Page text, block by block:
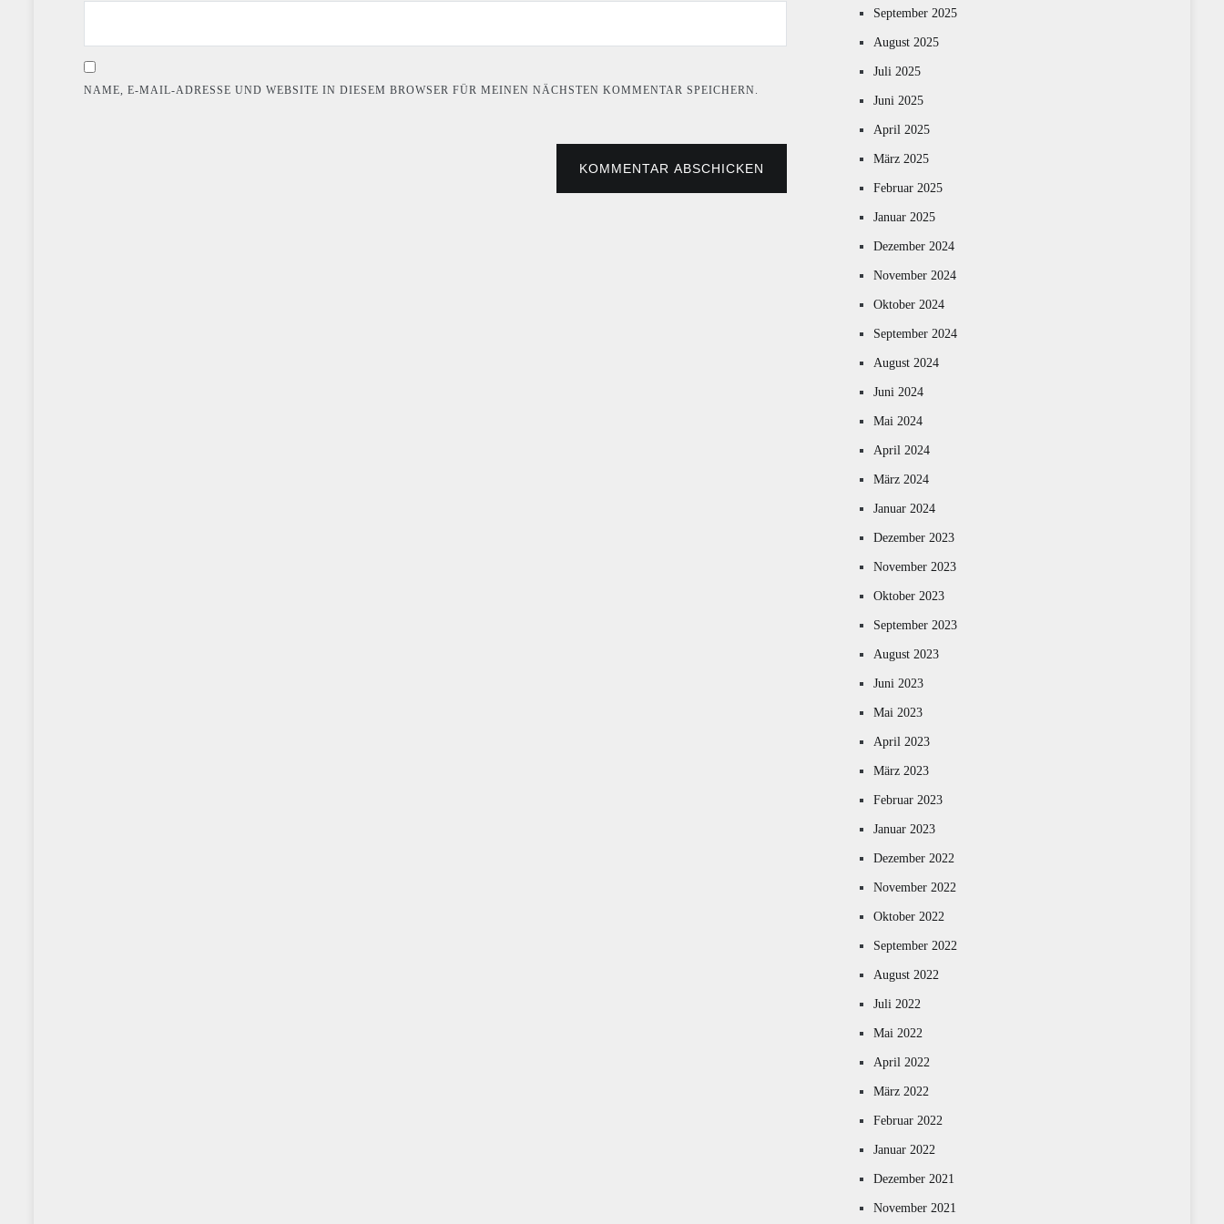
NAME, E-MAIL-ADRESSE UND WEBSITE IN DIESEM BROWSER FÜR MEINEN NÄCHSTEN KOMMENTAR SPEICHERN.
KOMMENTAR ABSCHICKEN
September 2025
August 2025
Juli 2025
Juni 2025
April 2025
März 2025
Februar 2025
Januar 2025
Dezember 2024
November 2024
Oktober 2024
September 2024
August 2024
Juni 2024
Mai 2024
April 2024
März 2024
Januar 2024
Dezember 2023
November 2023
Oktober 2023
September 2023
August 2023
Juni 2023
Mai 2023
April 2023
März 2023
Februar 2023
Januar 2023
Dezember 2022
November 2022
Oktober 2022
September 2022
August 2022
Juli 2022
Mai 2022
April 2022
März 2022
Februar 2022
Januar 2022
Dezember 2021
November 2021